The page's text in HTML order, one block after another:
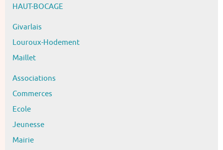
HAUT-BOCAGE
Givarlais
Louroux-Hodement
Maillet
Associations
Commerces
Ecole
Jeunesse
Mairie